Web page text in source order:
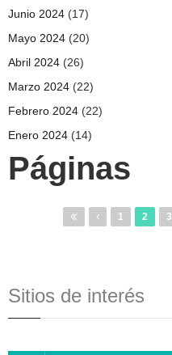
Junio 2024 (17)
Mayo 2024 (20)
Abril 2024 (26)
Marzo 2024 (22)
Febrero 2024 (22)
Enero 2024 (14)
Páginas
1 2 3
Sitios de interés